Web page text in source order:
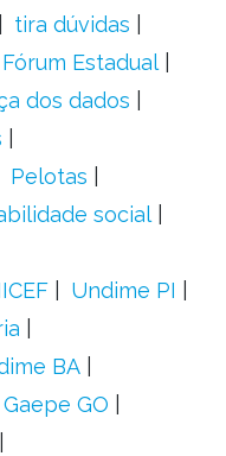
tira dúvidas
Fórum Estadual
dos dados
Pelotas
social
Undime PI
BA
Gaepe GO